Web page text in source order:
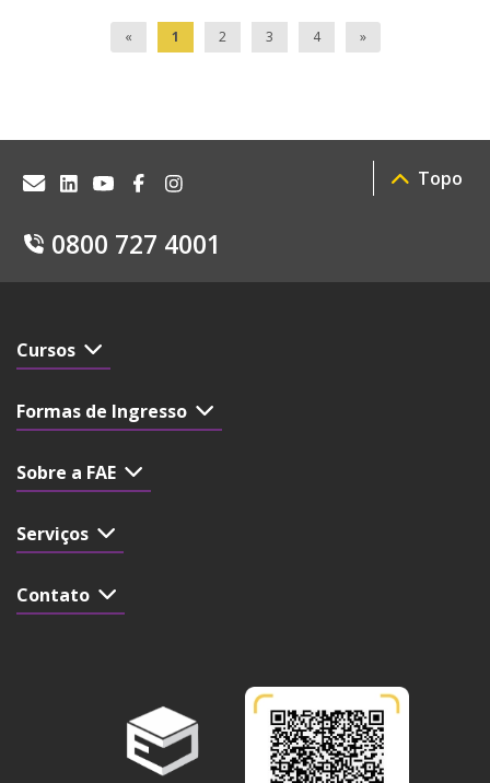
« 1 2 3 4 »
0800 727 4001
Topo
Cursos
Formas de Ingresso
Sobre a FAE
Serviços
Contato